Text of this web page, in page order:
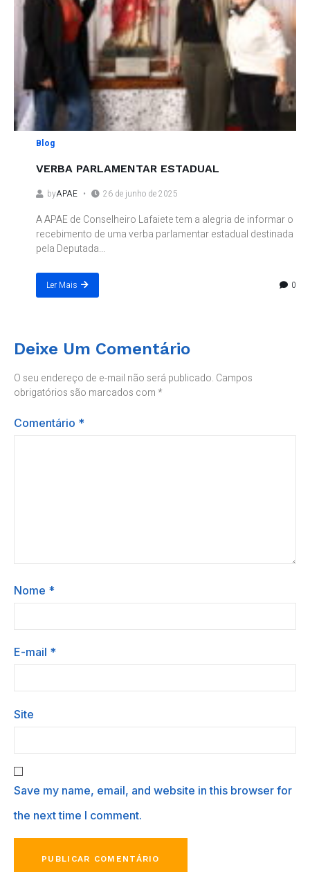
Blog
VERBA PARLAMENTAR ESTADUAL
byAPAE 26 de junho de 2025
A APAE de Conselheiro Lafaiete tem a alegria de informar o
recebimento de uma verba parlamentar estadual destinada
pela Deputada...
Ler Mais 0
Deixe Um Comentário
O seu endereço de e-mail não será publicado. Campos
obrigatórios são marcados com*
Comentário *
Nome *
E-mail *
Site
Save my name, email, and website in this browser for
the next time I comment.